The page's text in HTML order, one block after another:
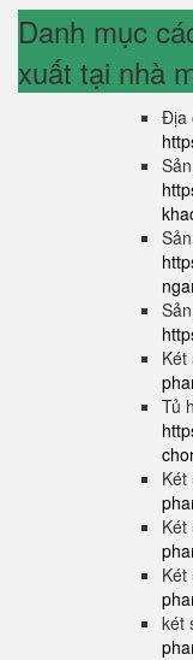
Danh mục
xuất tại nhà
Địa
Két
Tủ
Két
Két
Két
két